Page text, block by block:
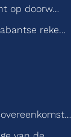
op doorw…
reke…